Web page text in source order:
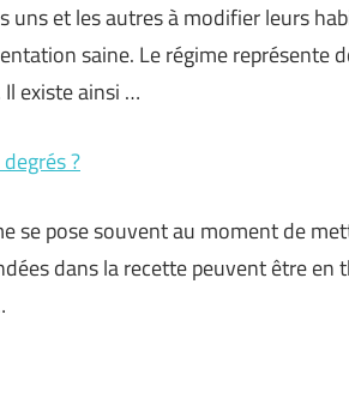
uns et les autres à modifier leurs
saine. Le régime représente
existe ainsi …
?
se pose souvent au moment de
dans la recette peuvent être